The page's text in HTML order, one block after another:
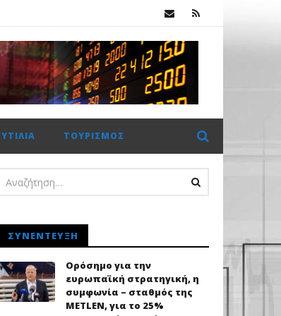
στο GSI
Ήπια διόρθωση στο Χρηματιστήριο Αθηνών: Αντοχές πάνω από τις 2.600 μονάδες με στήριξη από τα blue chips
ΤΟΥΡΙΣΜΌΣ
ΣΥΝΈΝΤΕΥΞΗ
Ορόσημο για την
ευρωπαϊκή στρατηγική, η
συμφωνία – σταθμός της
METLEN, για το 25%